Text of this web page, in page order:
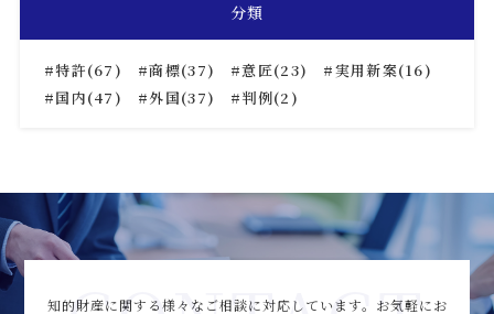
分類
特許(67) 商標(37) 意匠(23)
実用新案(16)
国内(47)
外国(37) 判例(2)
知的財産に関する様々なご相談に対応しています。 お気軽にお